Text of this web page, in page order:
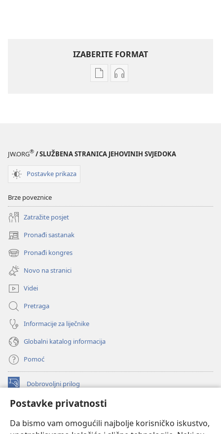
Postavke privatnosti
Da bismo vam omogućili najbolje korisničko iskustvo,
IZABERITE FORMAT
Postavke
listopad 2008.
Postavke
listopad 2008.
JW.ORG® / SLUŽBENA STRANICA JEHOVINIH SVJEDOKA
Postavke prikaza
Brze poveznice
Zatražite posjet
Pronađi sastanak
(otvara
se
novi
prozor)
Pronađi kongres
(otvara
se
novi
prozor)
Novo na stranici
Videi
Pretraga
Informacije za liječnike
Globalni katalog informacija
Pomoć
Dobrovoljni prilog
(otvara
novi
INTERNETSKA BIBLIOTEKA Watchtower
se